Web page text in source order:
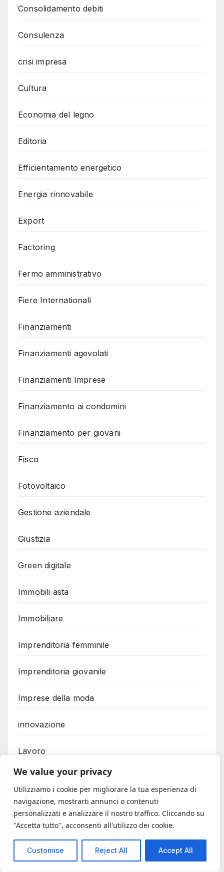
We value your privacy
Utilizziamo i cookie per migliorare la tua esperienza di
navigazione, mostrarti annunci o contenuti
personalizzati e analizzare il nostro traffico. Cliccando su
"Accetta tutto", acconsenti all'utilizzo dei cookie.
Customise Reject All Accept All
Consolidamento debiti
Consulenza
crisi impresa
Cultura
Economia del legno
Editoria
Efficientamento energetico
Energia rinnovabile
Export
Factoring
Fermo amministrativo
Fiere Internationali
Finanziamenti
Finanziamenti agevolati
Finanziamenti Imprese
Finanziamento ai condomini
Finanziamento per giovani
Fisco
Fotovoltaico
Gestione aziendale
Giustizia
Green digitale
Immobili asta
Immobiliare
Imprenditoria femminile
Imprenditoria giovanile
Imprese della moda
innovazione
Lavoro
Legislazione
Logistica
Moda